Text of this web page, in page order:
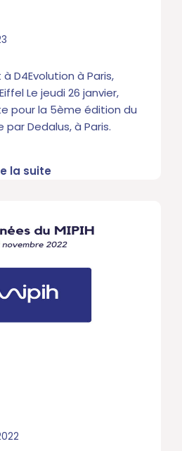
D4Evolution à Paris,
Le jeudi 26 janvier,
pour la 5ème édition du
par Dedalus, à Paris.
la suite